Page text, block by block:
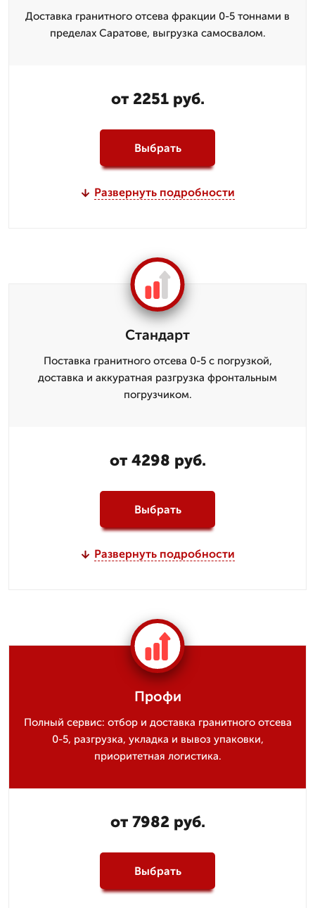
Доставка гранитного отсева фракции 0-5 тоннами в
пределах Саратове, выгрузка самосвалом.
от 2251 руб.
Выбрать
Развернуть подробности
Стандарт
Поставка гранитного отсева 0-5 с погрузкой,
доставка и аккуратная разгрузка фронтальным
погрузчиком.
от 4298 руб.
Выбрать
Развернуть подробности
Профи
Полный сервис: отбор и доставка гранитного отсева
0-5, разгрузка, укладка и вывоз упаковки,
приоритетная логистика.
от 7982 руб.
Выбрать